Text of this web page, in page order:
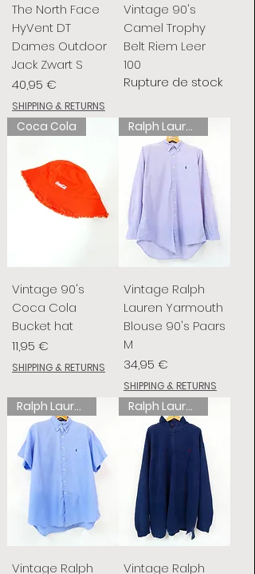
The North Face
HyVent DT
Dames Outdoor
Jack Zwart S
Prix
40,95 €
SHIPPING & RETURNS
Vintage 90's
Camel Trophy
Belt Riem Leer
100
Rupture de stock
Coca Cola
Vintage 90's
Coca Cola
Bucket hat
Prix
11,95 €
SHIPPING & RETURNS
Ralph Lauren
Vintage Ralph
Lauren Yarmouth
Blouse 90's Paars
M
Prix
34,95 €
SHIPPING & RETURNS
Ralph Lauren
Vintage Ralph
Ralph Lauren
Vintage Ralph